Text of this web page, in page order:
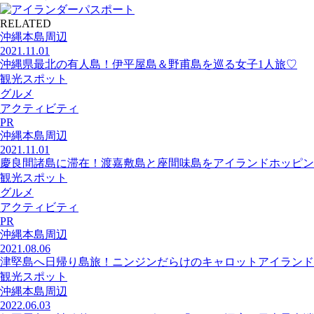
RELATED
沖縄本島周辺
2021.11.01
沖縄県最北の有人島！伊平屋島＆野甫島を巡る女子1人旅♡
観光スポット
グルメ
アクティビティ
PR
沖縄本島周辺
2021.11.01
慶良間諸島に滞在！渡嘉敷島と座間味島をアイランドホッピ
観光スポット
グルメ
アクティビティ
PR
沖縄本島周辺
2021.08.06
津堅島へ日帰り島旅！ニンジンだらけのキャロットアイランド
観光スポット
沖縄本島周辺
2022.06.03